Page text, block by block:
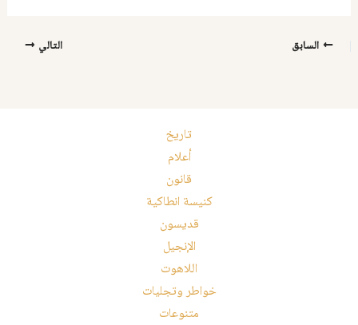
السابق التالي
تاريخ
أعلام
قانون
كنيسة انطاكية
قديسون
الإنجيل
اللاهوت
خواطر وتجليات
متنوعات